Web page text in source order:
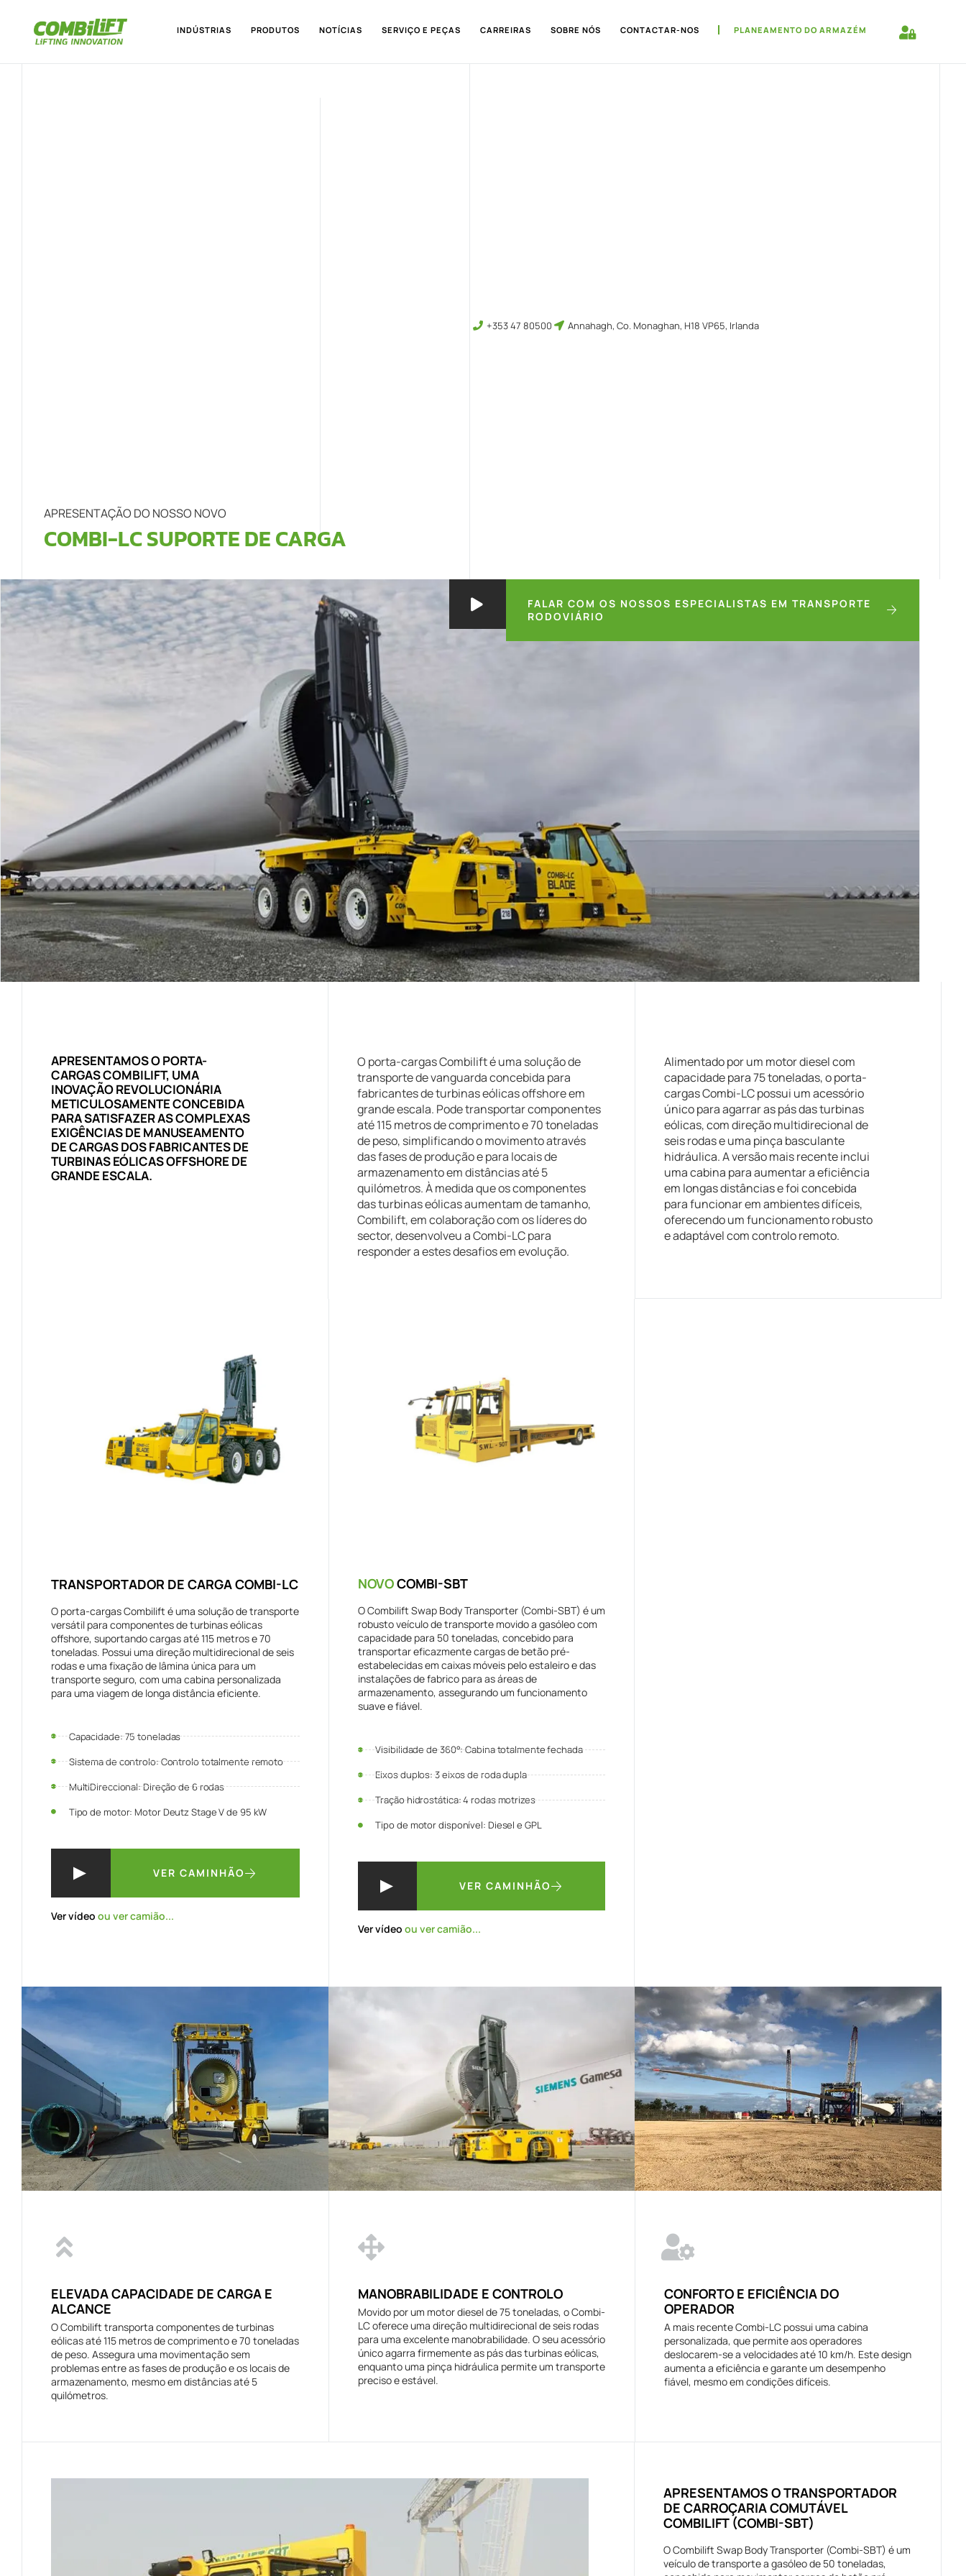
INDÚSTRIAS PRODUTOS NOTÍCIAS SERVIÇO E PEÇAS CARREIRAS SOBRE NÓS CONTACTAR-NOS PLANEAMENTO DO ARMAZÉM
APRESENTAÇÃO DO NOSSO NOVO
COMBI-LC SUPORTE DE CARGA
+353 47 80500 Annahagh, Co. Monaghan, H18 VP65, Irlanda
FALAR COM OS NOSSOS ESPECIALISTAS EM TRANSPORTE
RODOVIÁRIO
APRESENTAMOS O PORTA-
CARGAS COMBILIFT, UMA
INOVAÇÃO REVOLUCIONÁRIA
METICULOSAMENTE CONCEBIDA
PARA SATISFAZER AS COMPLEXAS
EXIGÊNCIAS DE MANUSEAMENTO
DE CARGAS DOS FABRICANTES DE
TURBINAS EÓLICAS OFFSHORE DE
GRANDE ESCALA.
O porta-cargas Combilift é uma solução de
transporte de vanguarda concebida para
fabricantes de turbinas eólicas offshore em
grande escala. Pode transportar componentes
até 115 metros de comprimento e 70 toneladas
de peso, simplificando o movimento através
das fases de produção e para locais de
armazenamento em distâncias até 5
quilómetros. À medida que os componentes
das turbinas eólicas aumentam de tamanho,
Combilift, em colaboração com os líderes do
sector, desenvolveu a Combi-LC para
responder a estes desafios em evolução.
Alimentado por um motor diesel com
capacidade para 75 toneladas, o porta-
cargas Combi-LC possui um acessório
único para agarrar as pás das turbinas
eólicas, com direção multidirecional de
seis rodas e uma pinça basculante
hidráulica. A versão mais recente inclui
uma cabina para aumentar a eficiência
em longas distâncias e foi concebida
para funcionar em ambientes difíceis,
oferecendo um funcionamento robusto
e adaptável com controlo remoto.
TRANSPORTADOR DE CARGA COMBI-LC
O porta-cargas Combilift é uma solução de transporte
versátil para componentes de turbinas eólicas
offshore, suportando cargas até 115 metros e 70
toneladas. Possui uma direção multidirecional de seis
rodas e uma fixação de lâmina única para um
transporte seguro, com uma cabina personalizada
para uma viagem de longa distância eficiente.
Capacidade: 75 toneladas
Sistema de controlo: Controlo totalmente remoto
MultiDireccional: Direção de 6 rodas
Tipo de motor: Motor Deutz Stage V de 95 kW
VER CAMINHÃO
Ver vídeo ou ver camião...
NOVOCOMBI-SBT
O Combilift Swap Body Transporter (Combi-SBT) é um
robusto veículo de transporte movido a gasóleo com
capacidade para 50 toneladas, concebido para
transportar eficazmente cargas de betão pré-
estabelecidas em caixas móveis pelo estaleiro e das
instalações de fabrico para as áreas de
armazenamento, assegurando um funcionamento
suave e fiável.
Visibilidade de 360°: Cabina totalmente fechada
Eixos duplos: 3 eixos de roda dupla
Tração hidrostática: 4 rodas motrizes
Tipo de motor disponível: Diesel e GPL
VER CAMINHÃO
Ver vídeo ou ver camião...
ELEVADA CAPACIDADE DE CARGA E
ALCANCE
O Combilift transporta componentes de turbinas
eólicas até 115 metros de comprimento e 70 toneladas
de peso. Assegura uma movimentação sem
problemas entre as fases de produção e os locais de
armazenamento, mesmo em distâncias até 5
quilómetros.
MANOBRABILIDADE E CONTROLO
Movido por um motor diesel de 75 toneladas, o Combi-
LC oferece uma direção multidirecional de seis rodas
para uma excelente manobrabilidade. O seu acessório
único agarra firmemente as pás das turbinas eólicas,
enquanto uma pinça hidráulica permite um transporte
preciso e estável.
CONFORTO E EFICIÊNCIA DO
OPERADOR
A mais recente Combi-LC possui uma cabina
personalizada, que permite aos operadores
deslocarem-se a velocidades até 10 km/h. Este design
aumenta a eficiência e garante um desempenho
fiável, mesmo em condições difíceis.
APRESENTAMOS O TRANSPORTADOR
DE CARROÇARIA COMUTÁVEL
COMBILIFT (COMBI-SBT)
O Combilift Swap Body Transporter (Combi-SBT) é um
veículo de transporte a gasóleo de 50 toneladas,